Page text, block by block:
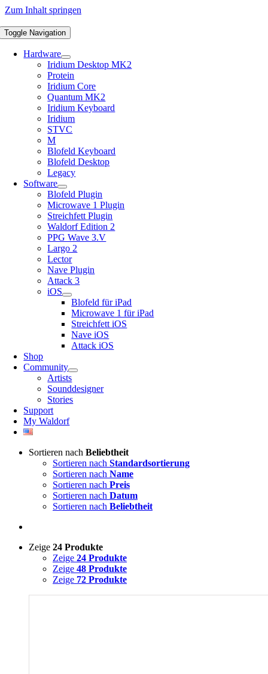
Zum Inhalt springen
Toggle Navigation
Hardware
Iridium Desktop MK2
Protein
Iridium Core
Quantum MK2
Iridium Keyboard
Iridium
STVC
M
Blofeld Keyboard
Blofeld Desktop
Legacy
Software
Blofeld Plugin
Microwave 1 Plugin
Streichfett Plugin
Waldorf Edition 2
PPG Wave 3.V
Largo 2
Lector
Nave Plugin
Attack 3
iOS
Blofeld für iPad
Microwave 1 für iPad
Streichfett iOS
Nave iOS
Attack iOS
Shop
Community
Artists
Sounddesigner
Stories
Support
My Waldorf
Sortieren nach Beliebtheit
Sortieren nach Standardsortierung
Sortieren nach Name
Sortieren nach Preis
Sortieren nach Datum
Sortieren nach Beliebtheit
Zeige 24 Produkte
Zeige 24 Produkte
Zeige 48 Produkte
Zeige 72 Produkte